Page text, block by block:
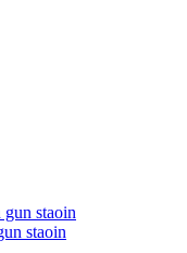
staoin
staoin